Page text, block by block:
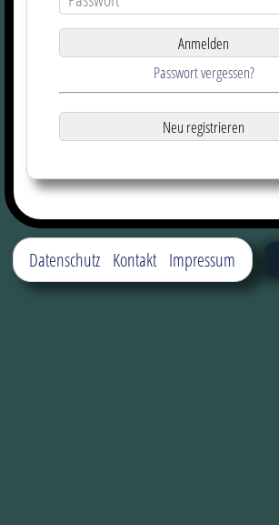
Passwort vergessen?
Neu registrieren
Datenschutz Kontakt Impressum